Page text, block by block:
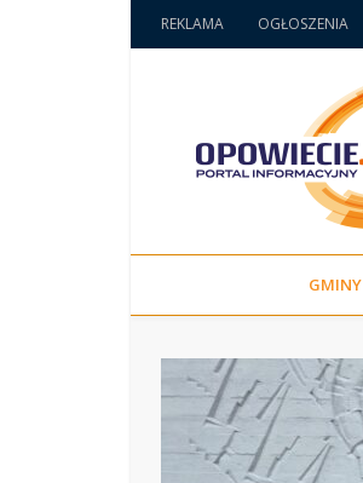
REKLAMA OGŁOSZENIA
GMINY